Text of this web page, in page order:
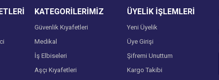
KATEGORİLERİMİZ
Güvenlik Kıyafetleri
Medikal
İş Elbiseleri
Aşçı Kıyafetleri
ÜYELİK İŞLEMLERİ
Yeni Üyelik
Üye Girişi
Şifremi Unuttum
Kargo Takibi